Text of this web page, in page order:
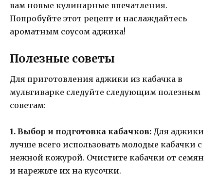
вам новые кулинарные впечатления.
Попробуйте этот рецепт и наслаждайтесь
ароматным соусом аджика!
Полезные советы
Для приготовления аджики из кабачка в
мультиварке следуйте следующим полезным
советам:
1. Выбор и подготовка кабачков: Для аджики
лучше всего использовать молодые кабачки с
нежной кожурой. Очистите кабачки от семян
и нарежьте их на кусочки.